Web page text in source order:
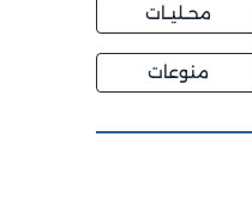
محــليــات
منوعات